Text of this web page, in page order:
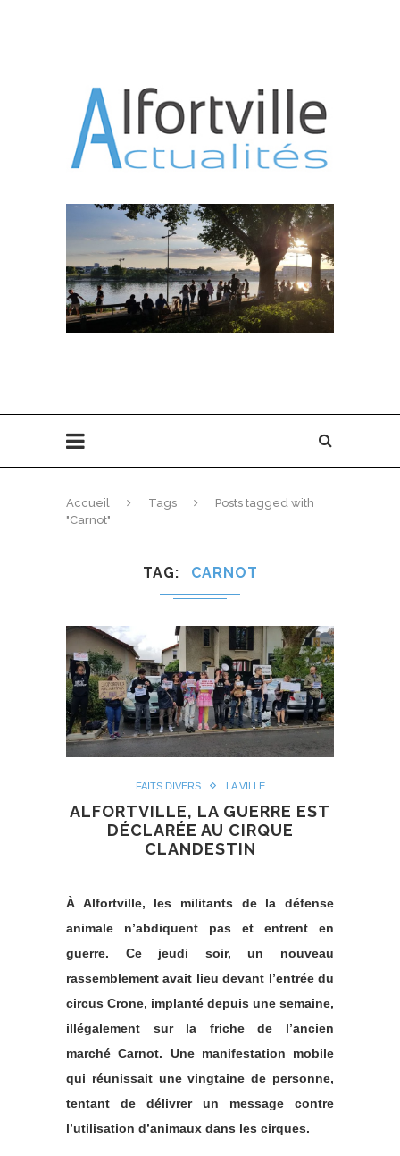
Accueil Tags
Posts tagged with
"Carnot"
TAG CARNOT
FAITS DIVERS LA VILLE
ALFORTVILLE, LA GUERRE EST
DÉCLARÉE AU CIRQUE
CLANDESTIN
À Alfortville, les militants de la défense
animale n’abdiquent pas et entrent en
guerre. Ce jeudi soir, un nouveau
rassemblement avait lieu devant l’entrée du
circus Crone, implanté depuis une semaine,
illégalement sur la friche de l’ancien
marché Carnot. Une manifestation mobile
qui réunissait une vingtaine de personne,
tentant de délivrer un message contre
l’utilisation d’animaux dans les cirques.